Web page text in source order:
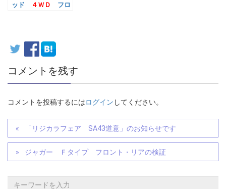
ッド
４ＷＤ フロ
コメントを残す
コメントを投稿するには ログイン してください。
「リジカラフェア SA43道意」のお知らせです
ジャガー Ｆタイプ フロント・リアの検証